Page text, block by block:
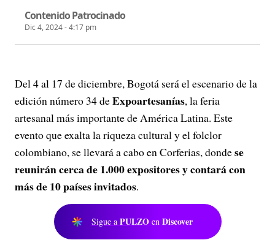
Contenido Patrocinado
Dic 4, 2024 - 4:17 pm
Del 4 al 17 de diciembre, Bogotá será el escenario de la
edición número 34 deExpoartesanías, la feria
artesanal más importante de América Latina. Este
evento que exalta la riqueza cultural y el folclor
colombiano, se llevará a cabo en Corferias, dondese
reunirán cerca de 1.000 expositores y contará con
más de 10 países invitados.
Sigue a PULZO en Discover